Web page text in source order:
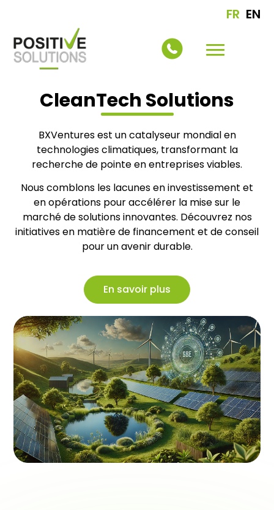
FR EN
CleanTech Solutions
BXVentures est un catalyseur mondial en
technologies climatiques, transformant la
recherche de pointe en entreprises viables.
Nous comblons les lacunes en investissement et
en opérations pour accélérer la mise sur le
marché de solutions innovantes. Découvrez nos
initiatives en matière de financement et de conseil
pour un avenir durable.
En savoir plus